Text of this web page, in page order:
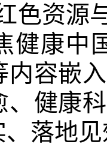
色资源
健康中
内容嵌
、健康
落地